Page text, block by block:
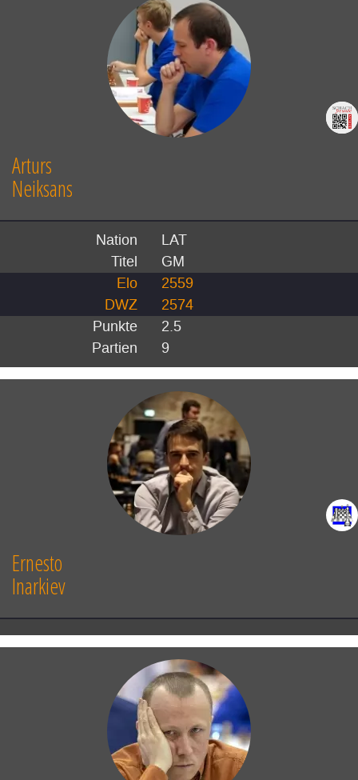
Arturs
Neiksans
Nation
LAT
Titel
GM
Elo
2559
DWZ
2574
Punkte
2.5
Partien
9
Ernesto
Inarkiev